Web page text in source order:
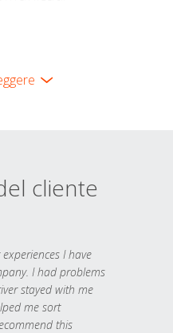
cliente
I have
I had problems
stayed with me
me sort
this